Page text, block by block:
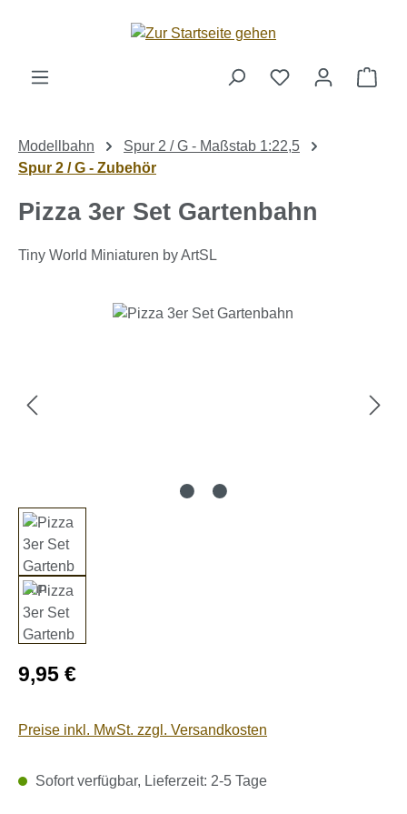
Zum Hauptinhalt springen
Modellbahn
Spur 2 / G - Maßstab 1:22,5
Spur 2 / G - Zubehör
Pizza 3er Set Gartenbahn
Tiny World Miniaturen by ArtSL
Bildergalerie überspringen
Regulärer Preis:
9,95 €
Preise inkl. MwSt. zzgl. Versandkosten
Sofort verfügbar, Lieferzeit: 2-5 Tage